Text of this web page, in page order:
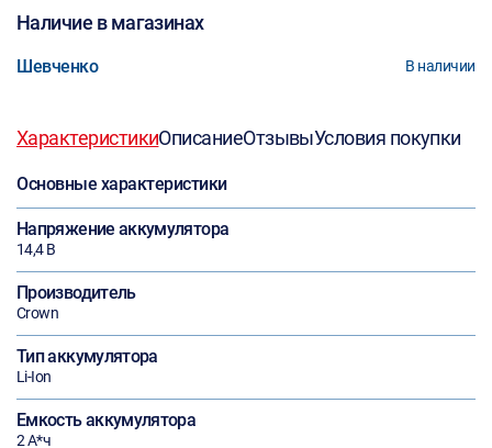
Наличие в магазинах
Шевченко В наличии
ХарактеристикиОписаниеОтзывыУсловия покупки
Основные характеристики
Напряжение аккумулятора
14,4 В
Производитель
Crown
Тип аккумулятора
Li-Ion
Емкость аккумулятора
2 А*ч